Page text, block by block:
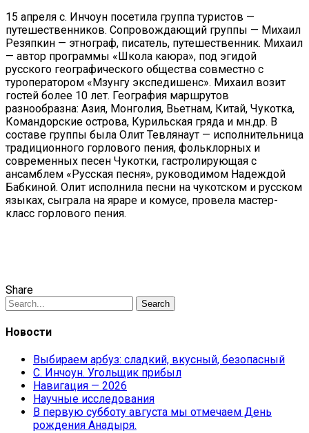
15 апреля с. Инчоун посетила группа туристов —
путешественников. Сопровождающий группы — Михаил
Резяпкин — этнограф, писатель, путешественник. Михаил
— автор программы «Школа каюра», под эгидой
русского географического общества совместно с
туроператором «Мзунгу экспедишенс». Михаил возит
гостей более 10 лет. География маршрутов
разнообразна: Азия, Монголия, Вьетнам, Китай, Чукотка,
Командорские острова, Курильская гряда и мн.др. В
составе группы была Олит Тевлянаут — исполнительница
традиционного горлового пения, фольклорных и
современных песен Чукотки, гастролирующая с
ансамблем «Русская песня», руководимом Надеждой
Бабкиной. Олит исполнила песни на чукотском и русском
языках, сыграла на яраре и комусе, провела мастер-
класс горлового пения.
Share
Search
Новости
Выбираем арбуз: сладкий, вкусный, безопасный
С. Инчоун. Угольщик прибыл
Навигация — 2026
Научные исследования
В первую субботу августа мы отмечаем День
рождения Анадыря.